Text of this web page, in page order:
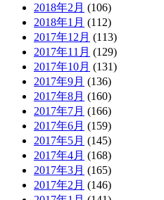
2018年2月 (106)
2018年1月 (112)
2017年12月 (113)
2017年11月 (129)
2017年10月 (131)
2017年9月 (136)
2017年8月 (160)
2017年7月 (166)
2017年6月 (159)
2017年5月 (145)
2017年4月 (168)
2017年3月 (165)
2017年2月 (146)